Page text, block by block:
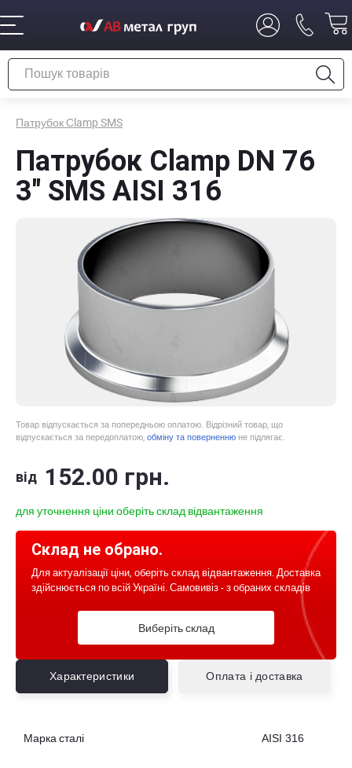
Патрубок Сlamp SMS
Патрубок Сlamp DN 76
3" SMS AISI 316
Товар відпускається за попередньою оплатою. Відрізний товар, що
відпускається за передоплатою, обміну та поверненню не підлягає.
від 152.00 грн.
для уточнення ціни оберіть склад відвантаження
Склад не обрано.
Для актуалізації ціни, оберіть склад відвантаження. Доставка
здійснюється по всій Україні. Самовивіз - з обраних складів
Виберіть склад
Характеристики Оплата і доставка
Марка сталі AISI 316